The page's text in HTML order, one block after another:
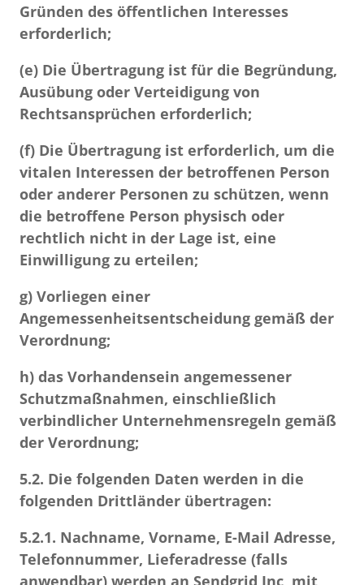
Gründen des öffentlichen Interesses
erforderlich;
(e) Die Übertragung ist für die Begründung,
Ausübung oder Verteidigung von
Rechtsansprüchen erforderlich;
(f) Die Übertragung ist erforderlich, um die
vitalen Interessen der betroffenen Person
oder anderer Personen zu schützen, wenn
die betroffene Person physisch oder
rechtlich nicht in der Lage ist, eine
Einwilligung zu erteilen;
g) Vorliegen einer
Angemessenheitsentscheidung gemäß der
Verordnung;
h) das Vorhandensein angemessener
Schutzmaßnahmen, einschließlich
verbindlicher Unternehmensregeln gemäß
der Verordnung;
5.2. Die folgenden Daten werden in die
folgenden Drittländer übertragen:
5.2.1. Nachname, Vorname, E-Mail Adresse,
Telefonnummer, Lieferadresse (falls
anwendbar) werden an Sendgrid Inc, mit